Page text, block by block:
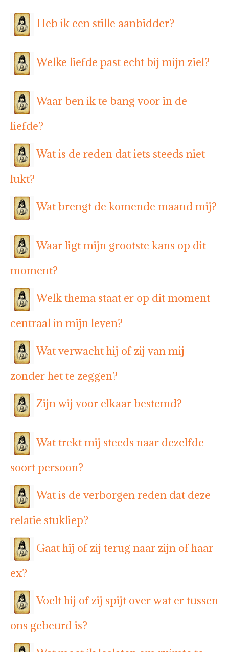
Heb ik een stille aanbidder?
Welke liefde past echt bij mijn ziel?
Waar ben ik te bang voor in de
liefde?
Wat is de reden dat iets steeds niet
lukt?
Wat brengt de komende maand mij?
Waar ligt mijn grootste kans op dit
moment?
Welk thema staat er op dit moment
centraal in mijn leven?
Wat verwacht hij of zij van mij
zonder het te zeggen?
Zijn wij voor elkaar bestemd?
Wat trekt mij steeds naar dezelfde
soort persoon?
Wat is de verborgen reden dat deze
relatie stukliep?
Gaat hij of zij terug naar zijn of haar
ex?
Voelt hij of zij spijt over wat er tussen
ons gebeurd is?